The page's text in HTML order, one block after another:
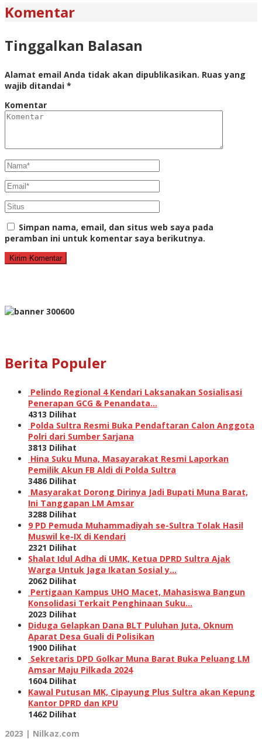
Komentar
Tinggalkan Balasan
Alamat email Anda tidak akan dipublikasikan. Ruas yang
wajib ditandai *
Komentar
Simpan nama, email, dan situs web saya pada
peramban ini untuk komentar saya berikutnya.
Berita Populer
Pelindo Regional 4 Kendari Laksanakan Sosialisasi
Penerapan GCG & Penandata…
4313 Dilihat
Polda Sultra Resmi Buka Pendaftaran Calon Anggota
Polri dari Sumber Sarjana
3813 Dilihat
Hina Suku Muna, Masayarakat Resmi Laporkan
Pemilik Akun FB Aldi di Polda Sultra
3486 Dilihat
Masyarakat Dorong Dirinya Jadi Bupati Muna Barat,
Ini Tanggapan LM Amsar
3288 Dilihat
9 PD Pemuda Muhammadiyah se-Sultra Tolak Hasil
Muswil ke-IX di Kendari
2321 Dilihat
Shalat Idul Adha di UMK, Ketua DPRD Sultra Ajak
Warga Untuk Jaga Ikatan Sosial y…
2062 Dilihat
Pertigaan Kampus UHO Macet, Mahasiswa Bangun
Konsolidasi Terkait Penghinaan Suku…
2023 Dilihat
Diduga Gelapkan Dana BLT Puluhan Juta, Oknum
Aparat Desa Guali di Polisikan
1900 Dilihat
Sekretaris DPD Golkar Muna Barat Buka Peluang LM
Amsar Maju Pilkada 2024
1604 Dilihat
Kawal Putusan MK, Cipayung Plus Sultra akan Kepung
Kantor DPRD dan KPU
1462 Dilihat
2023 | Nilkaz.com